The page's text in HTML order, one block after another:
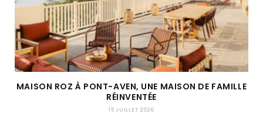
MAISON ROZ À PONT-AVEN, UNE MAISON DE FAMILLE
RÉINVENTÉE
15 JUILLET 2026